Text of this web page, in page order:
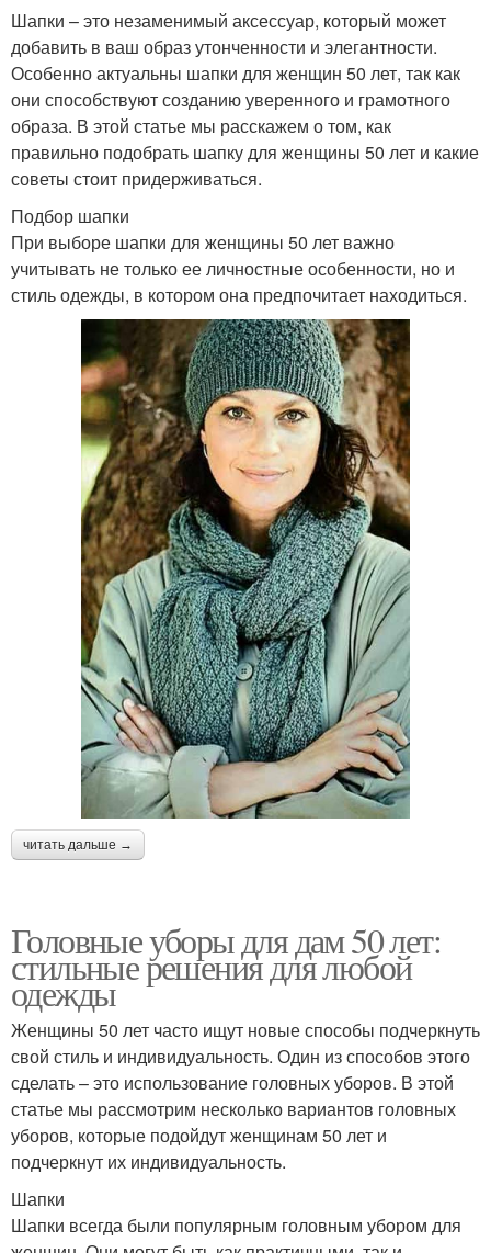
Шапки – это незаменимый аксессуар, который может
добавить в ваш образ утонченности и элегантности.
Особенно актуальны шапки для женщин 50 лет, так как
они способствуют созданию уверенного и грамотного
образа. В этой статье мы расскажем о том, как
правильно подобрать шапку для женщины 50 лет и какие
советы стоит придерживаться.
Подбор шапки
При выборе шапки для женщины 50 лет важно
учитывать не только ее личностные особенности, но и
стиль одежды, в котором она предпочитает находиться.
читать дальше →
Головные уборы для дам 50 лет:
стильные решения для любой
одежды
Женщины 50 лет часто ищут новые способы подчеркнуть
свой стиль и индивидуальность. Один из способов этого
сделать – это использование головных уборов. В этой
статье мы рассмотрим несколько вариантов головных
уборов, которые подойдут женщинам 50 лет и
подчеркнут их индивидуальность.
Шапки
Шапки всегда были популярным головным убором для